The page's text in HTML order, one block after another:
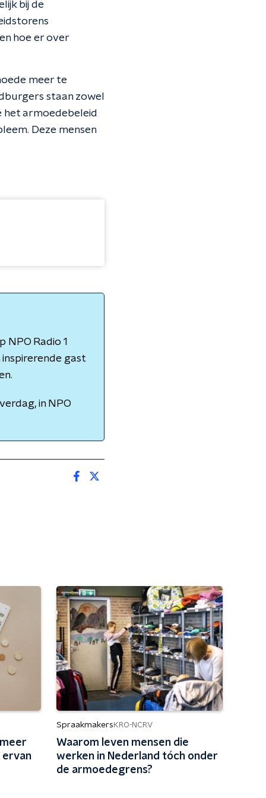
bij de
hoe er over
meer te
staan zowel
het armoedebeleid
Deze mensen
Radio 1
gast
in NPO
ervan
Spraakmakers KRO-NCRV
Waarom leven mensen die
werken in Nederland tóch onder
de armoedegrens?